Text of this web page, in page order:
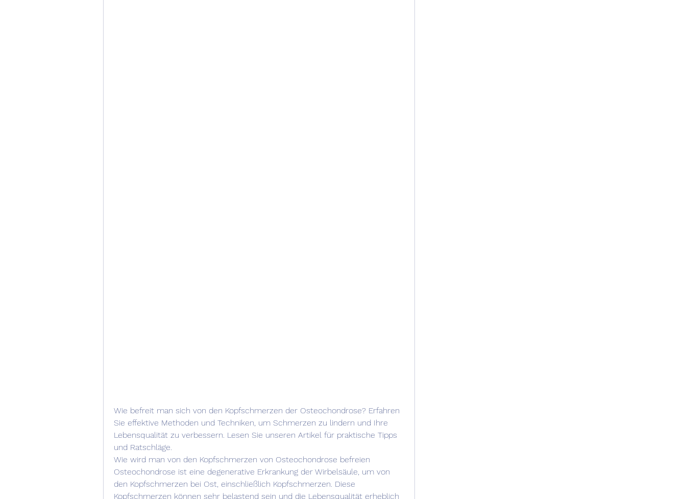
Wie befreit man sich von den Kopfschmerzen der Osteochondrose? Erfahren
Sie effektive Methoden und Techniken, um Schmerzen zu lindern und Ihre
Lebensqualität zu verbessern. Lesen Sie unseren Artikel für praktische Tipps
und Ratschläge.
Wie wird man von den Kopfschmerzen von Osteochondrose befreien
Osteochondrose ist eine degenerative Erkrankung der Wirbelsäule, um von
den Kopfschmerzen bei Ost, einschließlich Kopfschmerzen. Diese
Kopfschmerzen können sehr belastend sein und die Lebensqualität erheblich